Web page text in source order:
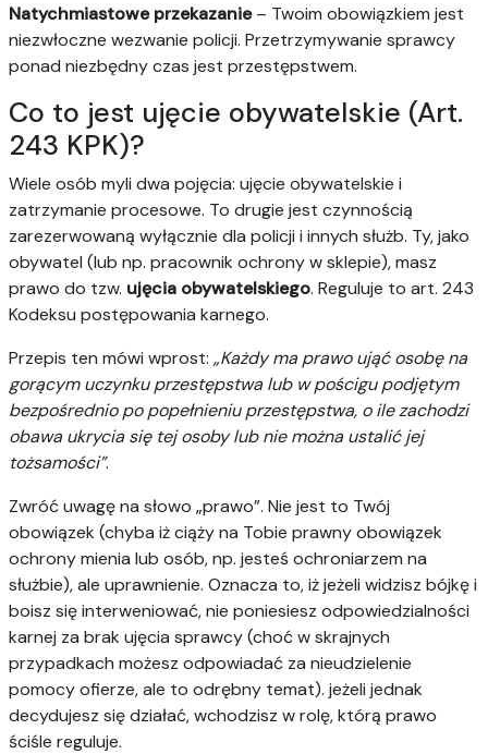
Natychmiastowe przekazanie– Twoim obowiązkiem jest
niezwłoczne wezwanie policji. Przetrzymywanie sprawcy
ponad niezbędny czas jest przestępstwem.
Co to jest ujęcie obywatelskie (Art.
243 KPK)?
Wiele osób myli dwa pojęcia: ujęcie obywatelskie i
zatrzymanie procesowe. To drugie jest czynnością
zarezerwowaną wyłącznie dla policji i innych służb. Ty, jako
obywatel (lub np. pracownik ochrony w sklepie), masz
prawo do tzw. ujęcia obywatelskiego. Reguluje to art. 243
Kodeksu postępowania karnego.
Przepis ten mówi wprost: „Każdy ma prawo ująć osobę na
gorącym uczynku przestępstwa lub w pościgu podjętym
bezpośrednio po popełnieniu przestępstwa, o ile zachodzi
obawa ukrycia się tej osoby lub nie można ustalić jej
tożsamości”.
Zwróć uwagę na słowo „prawo”. Nie jest to Twój
obowiązek (chyba iż ciąży na Tobie prawny obowiązek
ochrony mienia lub osób, np. jesteś ochroniarzem na
służbie), ale uprawnienie. Oznacza to, iż jeżeli widzisz bójkę i
boisz się interweniować, nie poniesiesz odpowiedzialności
karnej za brak ujęcia sprawcy (choć w skrajnych
przypadkach możesz odpowiadać za nieudzielenie
pomocy ofierze, ale to odrębny temat). jeżeli jednak
decydujesz się działać, wchodzisz w rolę, którą prawo
ściśle reguluje.